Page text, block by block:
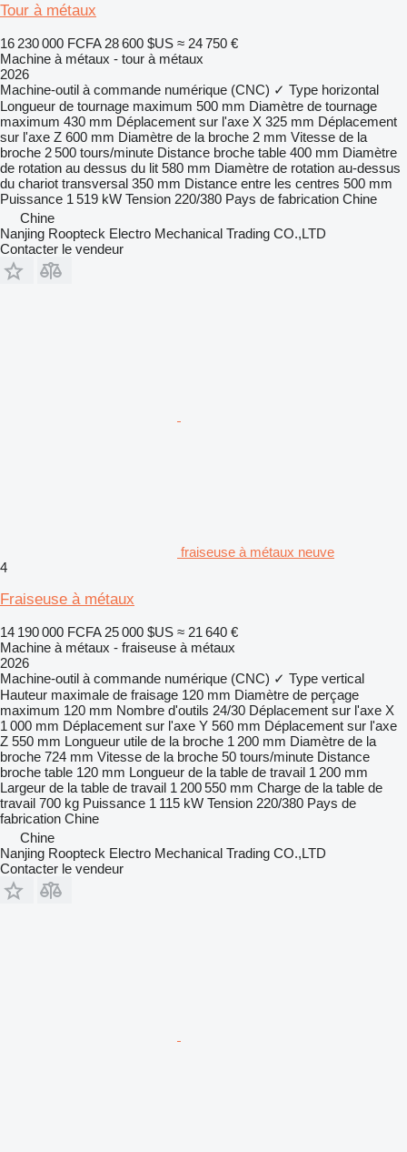
Tour à métaux
16 230 000 FCFA 28 600 $US ≈ 24 750 €
Machine à métaux - tour à métaux
2026
Machine-outil à commande numérique (CNC) ✓ Type horizontal
Longueur de tournage maximum 500 mm Diamètre de tournage
maximum 430 mm Déplacement sur l'axe X 325 mm Déplacement
sur l'axe Z 600 mm Diamètre de la broche 2 mm Vitesse de la
broche 2 500 tours/minute Distance broche table 400 mm Diamètre
de rotation au dessus du lit 580 mm Diamètre de rotation au-dessus
du chariot transversal 350 mm Distance entre les centres 500 mm
Puissance 1 519 kW Tension 220/380 Pays de fabrication Chine
Chine
Nanjing Roopteck Electro Mechanical Trading CO.,LTD
Contacter le vendeur
fraiseuse à métaux neuve
4
Fraiseuse à métaux
14 190 000 FCFA 25 000 $US ≈ 21 640 €
Machine à métaux - fraiseuse à métaux
2026
Machine-outil à commande numérique (CNC) ✓ Type vertical
Hauteur maximale de fraisage 120 mm Diamètre de perçage
maximum 120 mm Nombre d'outils 24/30 Déplacement sur l'axe X
1 000 mm Déplacement sur l'axe Y 560 mm Déplacement sur l'axe
Z 550 mm Longueur utile de la broche 1 200 mm Diamètre de la
broche 724 mm Vitesse de la broche 50 tours/minute Distance
broche table 120 mm Longueur de la table de travail 1 200 mm
Largeur de la table de travail 1 200 550 mm Charge de la table de
travail 700 kg Puissance 1 115 kW Tension 220/380 Pays de
fabrication Chine
Chine
Nanjing Roopteck Electro Mechanical Trading CO.,LTD
Contacter le vendeur